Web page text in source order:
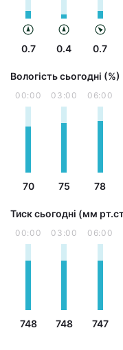
0.7 0.4 0.7
Вологість сьогодні (%)
00:00
70
03:00
75
06:00
78
Тиск сьогодні (мм
00:00
748
03:00
748
06:00
747